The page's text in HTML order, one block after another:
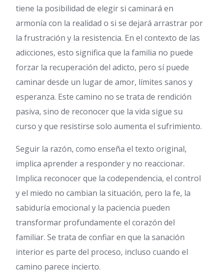
tiene la posibilidad de elegir si caminará en
armonía con la realidad o si se dejará arrastrar por
la frustración y la resistencia. En el contexto de las
adicciones, esto significa que la familia no puede
forzar la recuperación del adicto, pero sí puede
caminar desde un lugar de amor, límites sanos y
esperanza. Este camino no se trata de rendición
pasiva, sino de reconocer que la vida sigue su
curso y que resistirse solo aumenta el sufrimiento.
Seguir la razón, como enseña el texto original,
implica aprender a responder y no reaccionar.
Implica reconocer que la codependencia, el control
y el miedo no cambian la situación, pero la fe, la
sabiduría emocional y la paciencia pueden
transformar profundamente el corazón del
familiar. Se trata de confiar en que la sanación
interior es parte del proceso, incluso cuando el
camino parece incierto.